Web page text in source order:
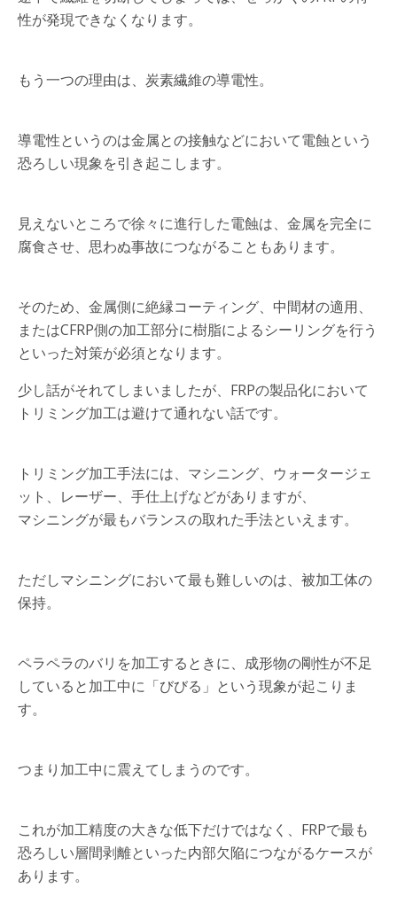
性が発現できなくなります。
もう一つの理由は、炭素繊維の導電性。
導電性というのは金属との接触などにおいて電蝕という
恐ろしい現象を引き起こします。
見えないところで徐々に進行した電蝕は、金属を完全に
腐食させ、思わぬ事故につながることもあります。
そのため、金属側に絶縁コーティング、中間材の適用、
またはCFRP側の加工部分に樹脂によるシーリングを行う
といった対策が必須となります。
少し話がそれてしまいましたが、FRPの製品化において
トリミング加工は避けて通れない話です。
トリミング加工手法には、マシニング、ウォータージェ
ット、レーザー、手仕上げなどがありますが、
マシニングが最もバランスの取れた手法といえます。
ただしマシニングにおいて最も難しいのは、被加工体の
保持。
ペラペラのバリを加工するときに、成形物の剛性が不足
していると加工中に「びびる」という現象が起こりま
す。
つまり加工中に震えてしまうのです。
これが加工精度の大きな低下だけではなく、FRPで最も
恐ろしい層間剥離といった内部欠陥につながるケースが
あります。